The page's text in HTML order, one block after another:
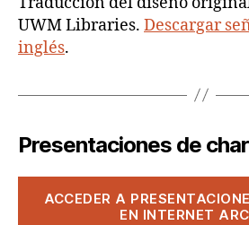
UWM Libraries. Descargar
inglés.
Presentaciones de
ACCEDER A
EN INTERNET